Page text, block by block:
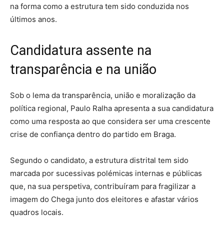
na forma como a estrutura tem sido conduzida nos
últimos anos.
Candidatura assente na
transparência e na união
Sob o lema da transparência, união e moralização da
política regional, Paulo Ralha apresenta a sua candidatura
como uma resposta ao que considera ser uma crescente
crise de confiança dentro do partido em Braga.
Segundo o candidato, a estrutura distrital tem sido
marcada por sucessivas polémicas internas e públicas
que, na sua perspetiva, contribuíram para fragilizar a
imagem do Chega junto dos eleitores e afastar vários
quadros locais.